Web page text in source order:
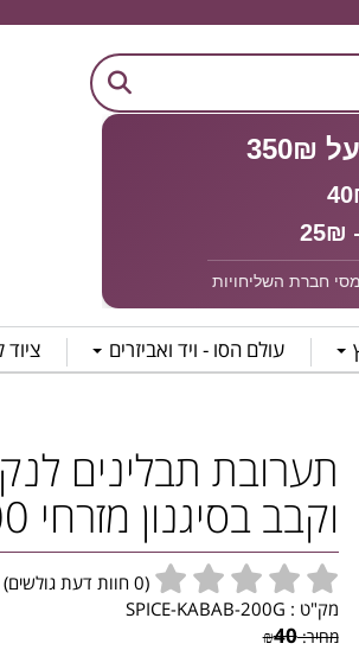
עולם הסו - ויד ואביזרים
תערובת תבלינים
וקבב בסיגנון מזרחי 200 גר כשר
(
0 חוות דעת גולשים)
מק"ט : SPICE-KABAB-200G
מחיר: ₪40